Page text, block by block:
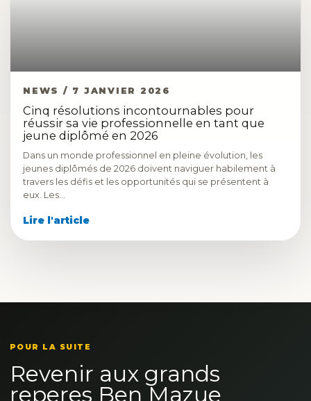
NEWS / 7 JANVIER 2026
Cinq résolutions incontournables pour
réussir sa vie professionnelle en tant que
jeune diplômé en 2026
Dans un monde professionnel en pleine évolution, les
jeunes diplômés de 2026 doivent naviguer habilement à
travers les défis et les opportunités qui se présentent à
eux. Les…
Lire l'article
POUR LA SUITE
Revenir aux grands
reperes Ben Mazue